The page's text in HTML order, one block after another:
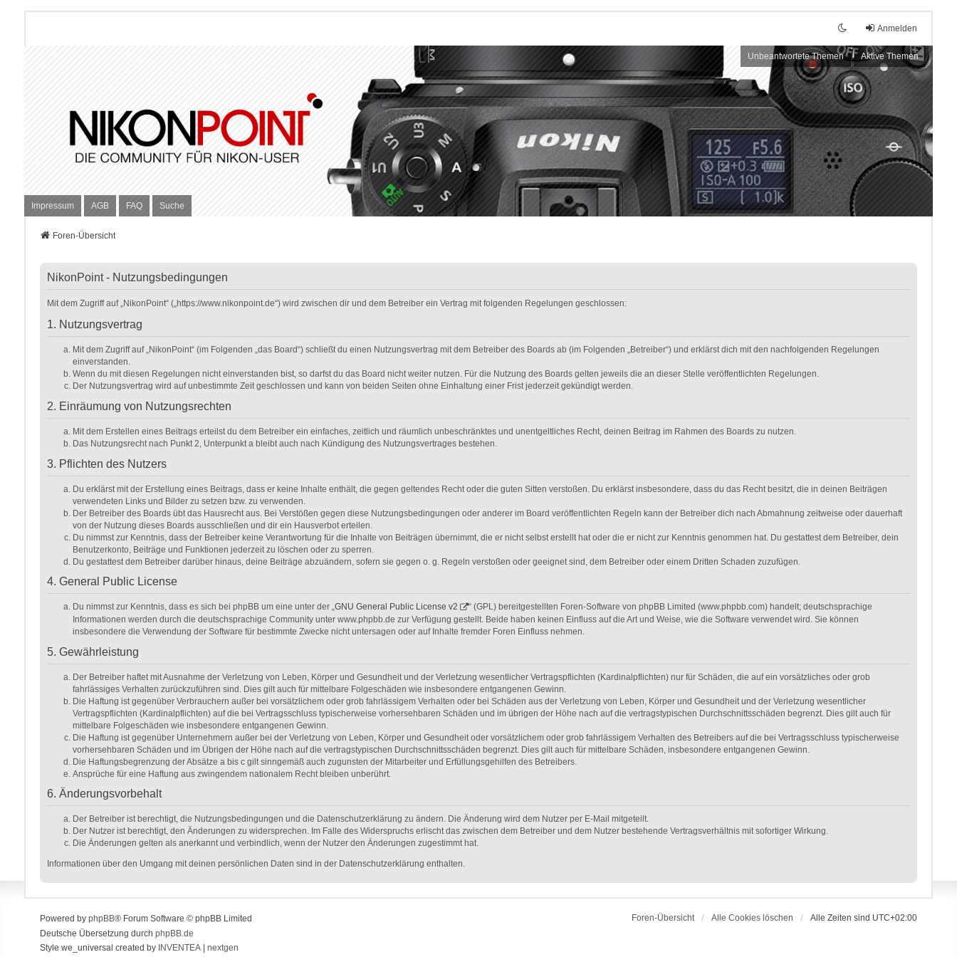
Anmelden
Unbeantwortete Themen Aktive Themen
Impressum AGB FAQ Suche
Foren-Übersicht
NikonPoint - Nutzungsbedingungen
Mit dem Zugriff auf „NikonPoint“ („https://www.nikonpoint.de“) wird zwischen dir und dem Betreiber ein Vertrag mit folgenden Regelungen geschlossen:
1. Nutzungsvertrag
Mit dem Zugriff auf „NikonPoint“ (im Folgenden „das Board“) schließt du einen Nutzungsvertrag mit dem Betreiber des Boards ab (im Folgenden „Betreiber“) und erklärst dich mit den nachfolgenden Regelungen
einverstanden.
Wenn du mit diesen Regelungen nicht einverstanden bist, so darfst du das Board nicht weiter nutzen. Für die Nutzung des Boards gelten jeweils die an dieser Stelle veröffentlichten Regelungen.
Der Nutzungsvertrag wird auf unbestimmte Zeit geschlossen und kann von beiden Seiten ohne Einhaltung einer Frist jederzeit gekündigt werden.
2. Einräumung von Nutzungsrechten
Mit dem Erstellen eines Beitrags erteilst du dem Betreiber ein einfaches, zeitlich und räumlich unbeschränktes und unentgeltliches Recht, deinen Beitrag im Rahmen des Boards zu nutzen.
Das Nutzungsrecht nach Punkt 2, Unterpunkt a bleibt auch nach Kündigung des Nutzungsvertrages bestehen.
3. Pflichten des Nutzers
Du erklärst mit der Erstellung eines Beitrags, dass er keine Inhalte enthält, die gegen geltendes Recht oder die guten Sitten verstoßen. Du erklärst insbesondere, dass du das Recht besitzt, die in deinen Beiträgen
verwendeten Links und Bilder zu setzen bzw. zu verwenden.
Der Betreiber des Boards übt das Hausrecht aus. Bei Verstößen gegen diese Nutzungsbedingungen oder anderer im Board veröffentlichten Regeln kann der Betreiber dich nach Abmahnung zeitweise oder dauerhaft
von der Nutzung dieses Boards ausschließen und dir ein Hausverbot erteilen.
Du nimmst zur Kenntnis, dass der Betreiber keine Verantwortung für die Inhalte von Beiträgen übernimmt, die er nicht selbst erstellt hat oder die er nicht zur Kenntnis genommen hat. Du gestattest dem Betreiber, dein
Benutzerkonto, Beiträge und Funktionen jederzeit zu löschen oder zu sperren.
Du gestattest dem Betreiber darüber hinaus, deine Beiträge abzuändern, sofern sie gegen o. g. Regeln verstoßen oder geeignet sind, dem Betreiber oder einem Dritten Schaden zuzufügen.
4. General Public License
Du nimmst zur Kenntnis, dass es sich bei phpBB um eine unter der „GNU General Public License v2
“ (GPL) bereitgestellten Foren-Software von phpBB Limited (www.phpbb.com) handelt; deutschsprachige
Informationen werden durch die deutschsprachige Community unter www.phpbb.de zur Verfügung gestellt. Beide haben keinen Einfluss auf die Art und Weise, wie die Software verwendet wird. Sie können
insbesondere die Verwendung der Software für bestimmte Zwecke nicht untersagen oder auf Inhalte fremder Foren Einfluss nehmen.
5. Gewährleistung
Der Betreiber haftet mit Ausnahme der Verletzung von Leben, Körper und Gesundheit und der Verletzung wesentlicher Vertragspflichten (Kardinalpflichten) nur für Schäden, die auf ein vorsätzliches oder grob
fahrlässiges Verhalten zurückzuführen sind. Dies gilt auch für mittelbare Folgeschäden wie insbesondere entgangenen Gewinn.
Die Haftung ist gegenüber Verbrauchern außer bei vorsätzlichem oder grob fahrlässigem Verhalten oder bei Schäden aus der Verletzung von Leben, Körper und Gesundheit und der Verletzung wesentlicher
Vertragspflichten (Kardinalpflichten) auf die bei Vertragsschluss typischerweise vorhersehbaren Schäden und im übrigen der Höhe nach auf die vertragstypischen Durchschnittsschäden begrenzt. Dies gilt auch für
mittelbare Folgeschäden wie insbesondere entgangenen Gewinn.
Die Haftung ist gegenüber Unternehmern außer bei der Verletzung von Leben, Körper und Gesundheit oder vorsätzlichem oder grob fahrlässigem Verhalten des Betreibers auf die bei Vertragsschluss typischerweise
vorhersehbaren Schäden und im Übrigen der Höhe nach auf die vertragstypischen Durchschnittsschäden begrenzt. Dies gilt auch für mittelbare Schäden, insbesondere entgangenen Gewinn.
Die Haftungsbegrenzung der Absätze a bis c gilt sinngemäß auch zugunsten der Mitarbeiter und Erfüllungsgehilfen des Betreibers.
Ansprüche für eine Haftung aus zwingendem nationalem Recht bleiben unberührt.
6. Änderungsvorbehalt
Der Betreiber ist berechtigt, die Nutzungsbedingungen und die Datenschutzerklärung zu ändern. Die Änderung wird dem Nutzer per E-Mail mitgeteilt.
Der Nutzer ist berechtigt, den Änderungen zu widersprechen. Im Falle des Widerspruchs erlischt das zwischen dem Betreiber und dem Nutzer bestehende Vertragsverhältnis mit sofortiger Wirkung.
Die Änderungen gelten als anerkannt und verbindlich, wenn der Nutzer den Änderungen zugestimmt hat.
Informationen über den Umgang mit deinen persönlichen Daten sind in der Datenschutzerklärung enthalten.
Foren-Übersicht Alle Cookies löschen Alle Zeiten sind UTC+02:00
Powered by phpBB® Forum Software © phpBB Limited
Deutsche Übersetzung durch phpBB.de
Style we_universal created by INVENTEA| nextgen